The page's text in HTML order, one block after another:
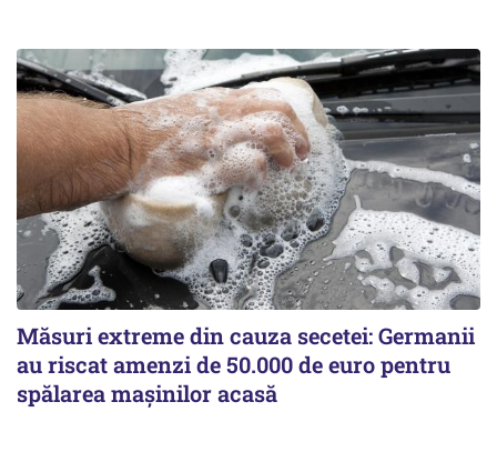
Măsuri extreme din cauza secetei: Germanii
au riscat amenzi de 50.000 de euro pentru
spălarea mașinilor acasă